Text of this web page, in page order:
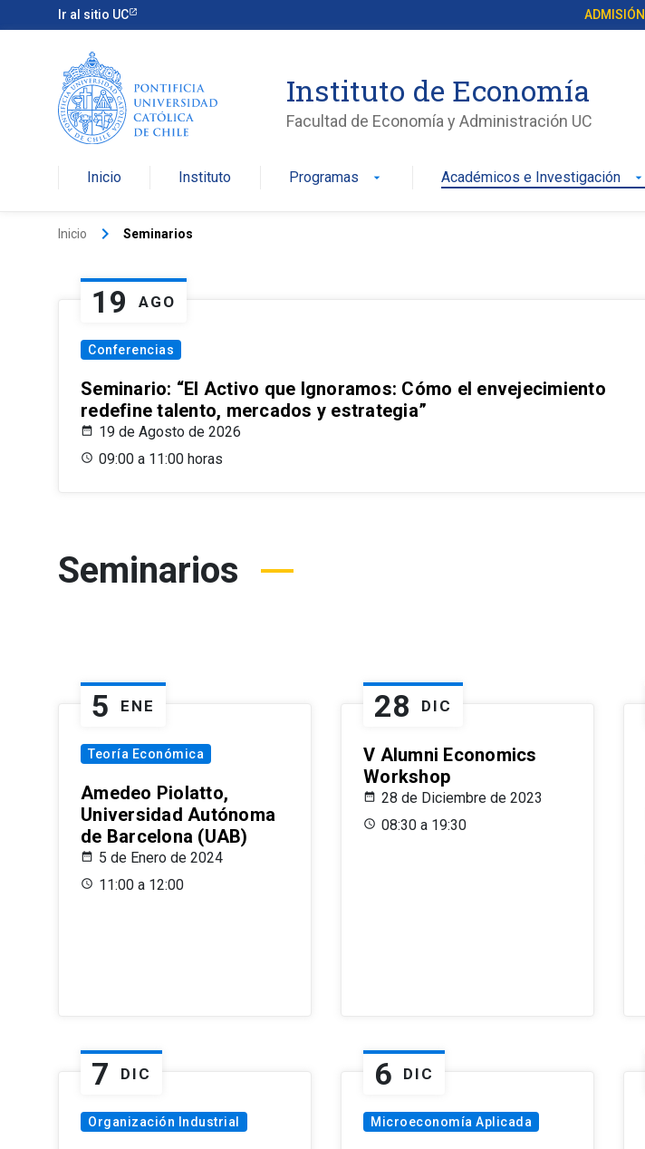
Ir al sitio UC ADMISIÓN
Instituto de Economía
Facultad de Economía y Administración UC
Inicio Instituto Programas arrow_drop_down Académicos e Investigación arrow_drop_down
Inicio keyboard_arrow_right Seminarios
19 AGO
Conferencias
Seminario: “El Activo que Ignoramos: Cómo el envejecimiento
redefine talento, mercados y estrategia”
19 de Agosto de 2026
09:00 a 11:00 horas
Seminarios
5 ENE
Teoría Económica
Amedeo Piolatto,
Universidad Autónoma
de Barcelona (UAB)
5 de Enero de 2024
11:00 a 12:00
28 DIC
V Alumni Economics
Workshop
28 de Diciembre de 2023
08:30 a 19:30
7 DIC
Organización Industrial
6 DIC
Microeconomía Aplicada